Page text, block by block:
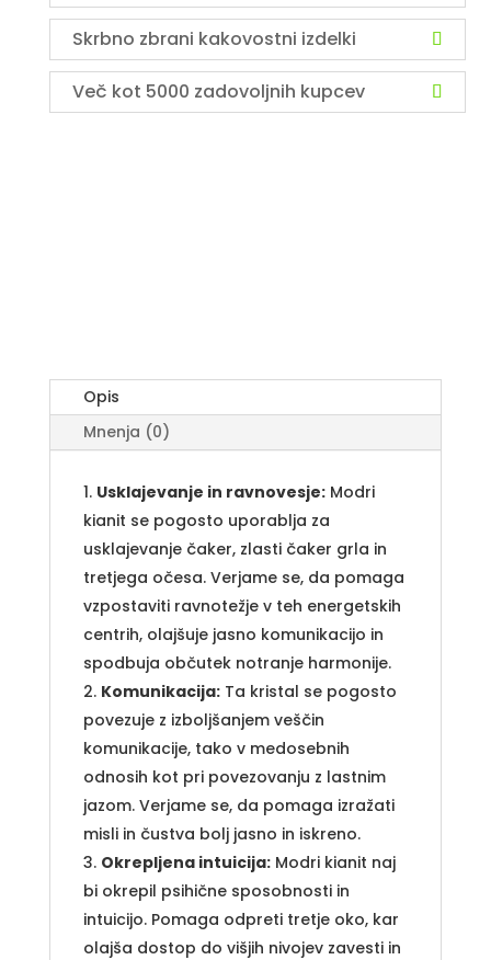
Skrbno zbrani kakovostni izdelki
Več kot 5000 zadovoljnih kupcev
Opis
Mnenja (0)
Usklajevanje in ravnovesje:Modri
kianit se pogosto uporablja za
usklajevanje čaker, zlasti čaker grla in
tretjega očesa. Verjame se, da pomaga
vzpostaviti ravnotežje v teh energetskih
centrih, olajšuje jasno komunikacijo in
spodbuja občutek notranje harmonije.
Komunikacija:Ta kristal se pogosto
povezuje z izboljšanjem veščin
komunikacije, tako v medosebnih
odnosih kot pri povezovanju z lastnim
jazom. Verjame se, da pomaga izražati
misli in čustva bolj jasno in iskreno.
Okrepljena intuicija:Modri kianit naj
bi okrepil psihične sposobnosti in
intuicijo. Pomaga odpreti tretje oko, kar
olajša dostop do višjih nivojev zavesti in